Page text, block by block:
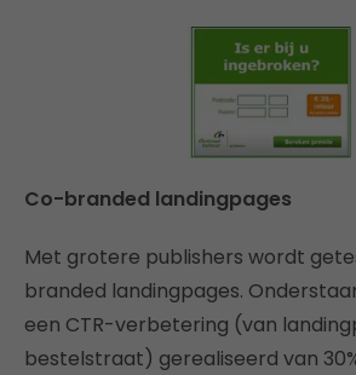
Co-branded landingpages
Met grotere publishers wordt
branded landingpages.
een CTR-verbetering (van
bestelstraat) gerealiseerd van